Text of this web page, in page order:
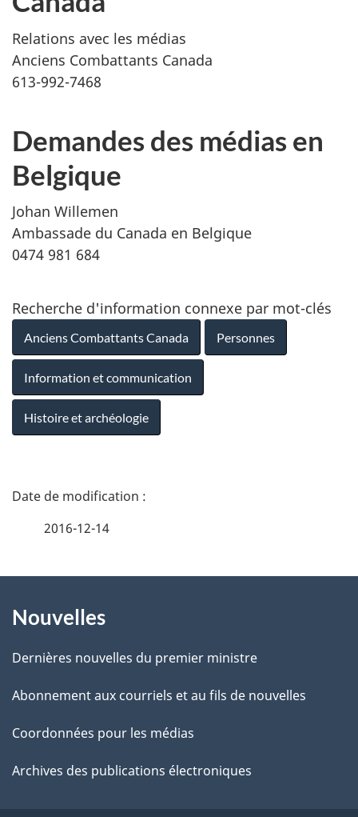
Relations avec les médias
Anciens Combattants Canada
613-992-7468
Demandes des médias en
Belgique
Johan Willemen
Ambassade du Canada en Belgique
0474 981 684
Recherche d'information connexe par mot-clés
Anciens Combattants Canada Personnes
Information et communication
Histoire et archéologie
D
i
l
s
d
e
2016-12-14
propos
de
ce
site
Nouvelles
Dernières nouvelles du premier ministre
Abonnement aux courriels et au fils de nouvelles
Coordonnées pour les médias
Archives des publications électroniques